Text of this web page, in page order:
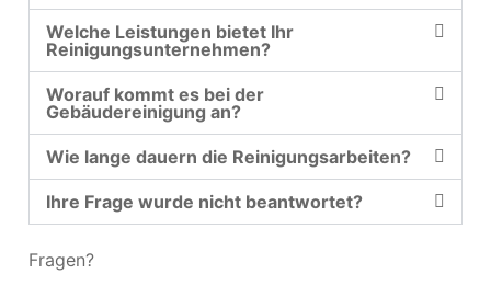
Welche Leistungen bietet Ihr
Reinigungsunternehmen?
Worauf kommt es bei der
Gebäudereinigung an?
Wie lange dauern die Reinigungsarbeiten?
Ihre Frage wurde nicht beantwortet?
Fragen?